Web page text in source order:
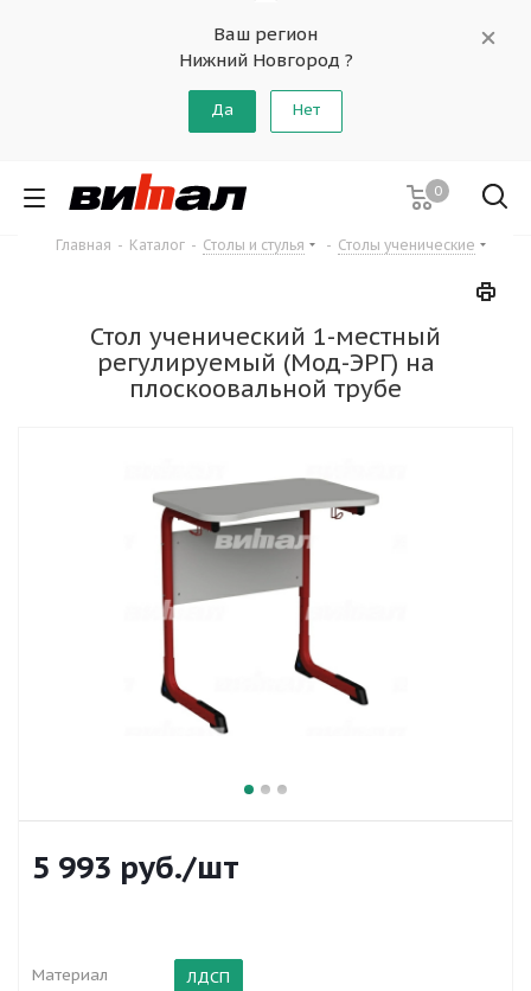
Ваш регион
Нижний Новгород ?
Да Нет
0
Главная - Каталог - Столы и стулья - Столы ученические
Стол ученический 1-местный
регулируемый (Мод-ЭРГ) на
плоскоовальной трубе
5 993 руб./шт
Материал ЛДСП